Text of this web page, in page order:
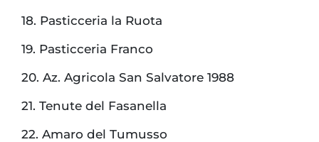
18. Pasticceria la Ruota
19. Pasticceria Franco
20. Az. Agricola San Salvatore 1988
21. Tenute del Fasanella
22. Amaro del Tumusso